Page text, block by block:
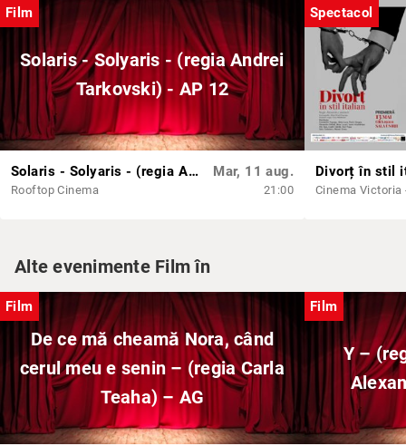
Film
Solaris - Solyaris - (regia Andrei
Tarkovski) - AP 12
Solaris - Solyaris - (regia Andrei Tarkovski) - AP 12
Rooftop Cinema
Mar, 11 aug.
21:00
Spectacol
Cinema Victoria
Alte evenimente Film în
Film
De ce mă cheamă Nora, când
cerul meu e senin – (regia Carla
Teaha) – AG
Film
Y –